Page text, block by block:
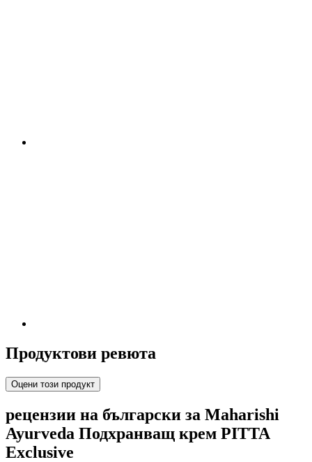
Продуктови ревюта
Оцени този продукт
рецензии на български за Maharishi
Ayurveda Подхранващ крем PITTA
Exclusive